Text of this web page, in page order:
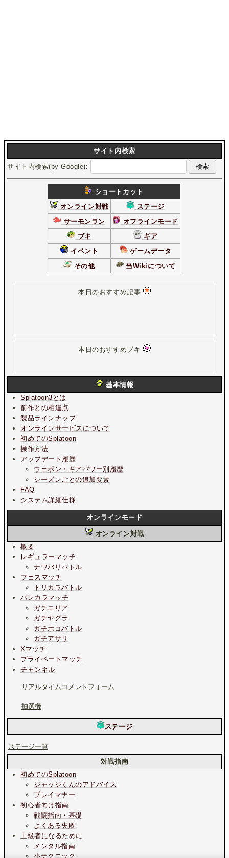
サイト内検索
サイト内検索(by Google):
ショートカット
オンライン対戦
ステージ
サーモンラン
オフラインモード
ブキ
ギア
イベント
ゲームデータ
その他
当Wikiについて
本日のおすすめ記事
本日のおすすめブキ
基本情報
Splatoon3とは
前作との相違点
製品ラインナップ
オンラインサービスについて
初めてのSplatoon
操作方法
アップデート履歴
ウェポン・ギアパワー別履歴
シーズンごとの追加要素
FAQ
システム詳細仕様
オンラインモード
オンライン対戦
概要
レギュラーマッチ
ナワバリバトル
フェスマッチ
トリカラバトル
バンカラマッチ
ガチエリア
ガチヤグラ
ガチホコバトル
ガチアサリ
Xマッチ
プライベートマッチ
チャンネル
リアルタイムコメントフォーム
抽選機
ステージ
ステージ一覧
対戦指南
初めてのSplatoon
ジャッジくんのアドバイス
プレイマナー
初心者向け指南
戦闘指南・基礎
よくある失敗
上級者になるために
メンタル指南
小テクニック